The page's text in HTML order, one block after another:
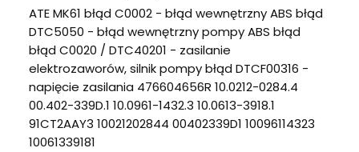
ATE MK61 błąd C0002 - błąd wewnętrzny ABS błąd
DTC5050 - błąd wewnętrzny pompy ABS błąd
błąd C0020 / DTC40201 - zasilanie
elektrozaworów, silnik pompy błąd DTCF00316 -
napięcie zasilania 476604656R 10.0212-0284.4
00.402-339D.1 10.0961-1432.3 10.0613-3918.1
91CT2AAY3 10021202844 00402339D1 10096114323
10061339181